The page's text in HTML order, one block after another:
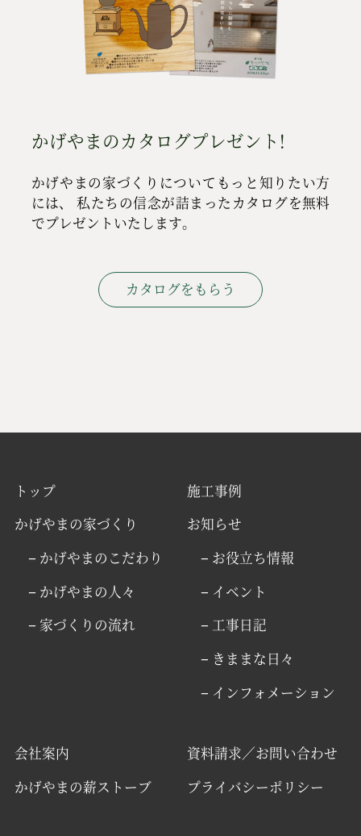
かげやまのカタログプレゼント!
かげやまの家づくりについてもっと知りたい方
には、
私たちの信念が詰まったカタログを無料
でプレゼントいたします。
カタログをもらう
トップ
かげやまの家づくり
− かげやまのこだわり
− かげやまの人々
− 家づくりの流れ
施工事例
お知らせ
− お役立ち情報
− イベント
− 工事日記
− きままな日々
− インフォメーション
会社案内
かげやまの薪ストーブ
資料請求／お問い合わせ
プライバシーポリシー